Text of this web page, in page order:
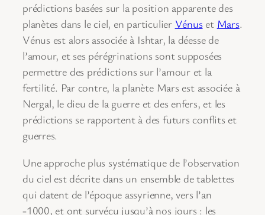
prédictions basées sur la position apparente des
planètes dans le ciel, en particulier Vénuset Mars.
Vénus est alors associée à Ishtar, la déesse de
l’amour, et ses pérégrinations sont supposées
permettre des prédictions sur l’amour et la
fertilité. Par contre, la planète Mars est associée à
Nergal, le dieu de la guerre et des enfers, et les
prédictions se rapportent à des futurs conflits et
guerres.
Une approche plus systématique de l’observation
du ciel est décrite dans un ensemble de tablettes
qui datent de l’époque assyrienne, vers l’an
-1000, et ont survécu jusqu’à nos jours : les